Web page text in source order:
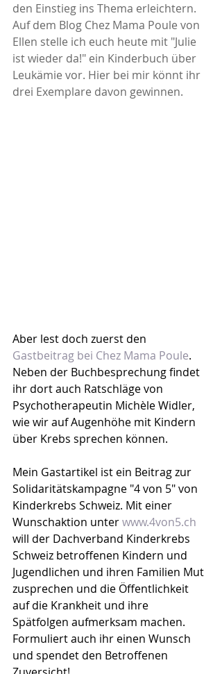
den Einstieg ins Thema erleichtern.
Auf dem Blog Chez Mama Poule von
Ellen stelle ich euch heute mit "Julie
ist wieder da!" ein Kinderbuch über
Leukämie vor. Hier bei mir könnt ihr
drei Exemplare davon gewinnen.
Aber lest doch zuerst den
Gastbeitrag bei Chez Mama Poule.
Neben der Buchbesprechung findet
ihr dort auch Ratschläge von
Psychotherapeutin Michèle Widler,
wie wir auf Augenhöhe mit Kindern
über Krebs sprechen können.
Mein Gastartikel ist ein Beitrag zur
Solidaritätskampagne "4 von 5" von
Kinderkrebs Schweiz. Mit einer
Wunschaktion unter www.4von5.ch
will der Dachverband Kinderkrebs
Schweiz betroffenen Kindern und
Jugendlichen und ihren Familien Mut
zusprechen und die Öffentlichkeit
auf die Krankheit und ihre
Spätfolgen aufmerksam machen.
Formuliert auch ihr einen Wunsch
und spendet den Betroffenen